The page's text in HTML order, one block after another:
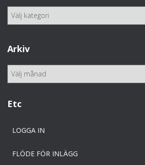
g
o
i
r
Arkiv
A
iEtc
LOGGA IN
FLÖDE FÖR INLÄGG